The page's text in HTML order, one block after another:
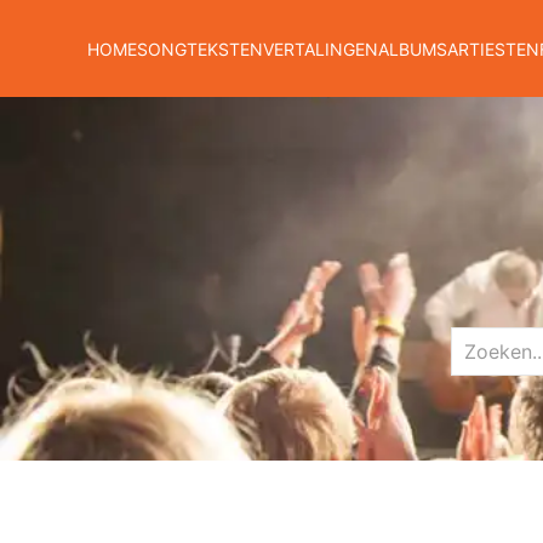
HOMESONGTEKSTENVERTALINGENALBUMSARTIESTEN